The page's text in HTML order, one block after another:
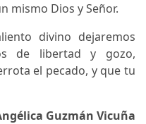
mismo Dios y Señor.
divino dejaremos
de libertad y gozo,
el pecado, y que tu
Guzmán Vicuña